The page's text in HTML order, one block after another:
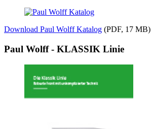
Download Paul Wolff Katalog (PDF, 17 MB)
Paul Wolff - KLASSIK Linie